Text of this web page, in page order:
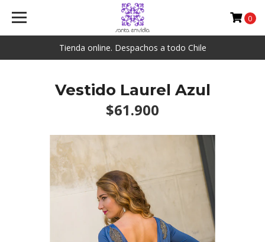
Tienda online. Despachos a todo Chile
0
Vestido Laurel Azul
$61.900